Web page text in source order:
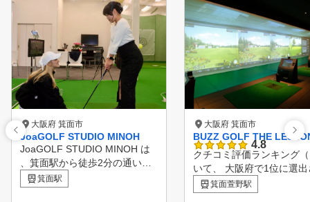
大阪府 箕面市
JoaGOLF STUDIO MINOH
JoaGOLF STUDIO MINOH は
、箕面駅から徒歩2分の通いや
すいインドアゴルフスタジオで
す。 経験豊富な女性インスト
箕面駅
大阪府 箕面市
BUZZ GOLF THE
4.8
クチコミ評価ランキング
いて、 大阪府で1位に選出されま
ージ：https://
esson-kuchikomi/osaka.html#ranking
箕面萱野駅